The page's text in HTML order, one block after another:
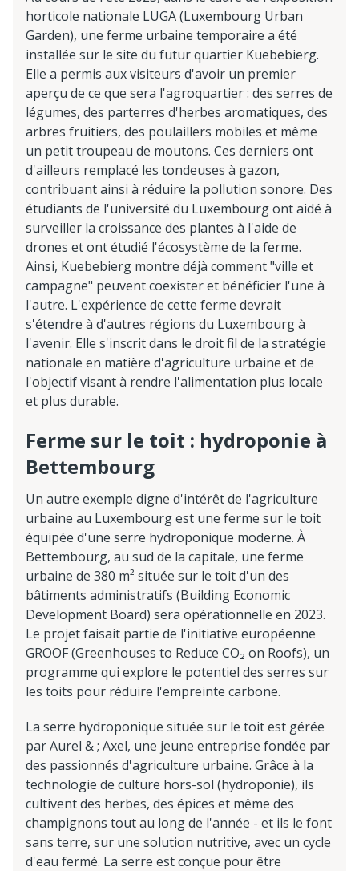
horticole nationale LUGA (Luxembourg Urban
Garden), une ferme urbaine temporaire a été
installée sur le site du futur quartier Kuebebierg.
Elle a permis aux visiteurs d'avoir un premier
aperçu de ce que sera l'agroquartier : des serres de
légumes, des parterres d'herbes aromatiques, des
arbres fruitiers, des poulaillers mobiles et même
un petit troupeau de moutons. Ces derniers ont
d'ailleurs remplacé les tondeuses à gazon,
contribuant ainsi à réduire la pollution sonore. Des
étudiants de l'université du Luxembourg ont aidé à
surveiller la croissance des plantes à l'aide de
drones et ont étudié l'écosystème de la ferme.
Ainsi, Kuebebierg montre déjà comment "ville et
campagne" peuvent coexister et bénéficier l'une à
l'autre. L'expérience de cette ferme devrait
s'étendre à d'autres régions du Luxembourg à
l'avenir. Elle s'inscrit dans le droit fil de la stratégie
nationale en matière d'agriculture urbaine et de
l'objectif visant à rendre l'alimentation plus locale
et plus durable.
Ferme sur le toit : hydroponie à
Bettembourg
Un autre exemple digne d'intérêt de l'agriculture
urbaine au Luxembourg est une ferme sur le toit
équipée d'une serre hydroponique moderne. À
Bettembourg, au sud de la capitale, une ferme
urbaine de 380 m² située sur le toit d'un des
bâtiments administratifs (Building Economic
Development Board) sera opérationnelle en 2023.
Le projet faisait partie de l'initiative européenne
GROOF (Greenhouses to Reduce CO₂ on Roofs), un
programme qui explore le potentiel des serres sur
les toits pour réduire l'empreinte carbone.
La serre hydroponique située sur le toit est gérée
par Aurel & ; Axel, une jeune entreprise fondée par
des passionnés d'agriculture urbaine. Grâce à la
technologie de culture hors-sol (hydroponie), ils
cultivent des herbes, des épices et même des
champignons tout au long de l'année - et ils le font
sans terre, sur une solution nutritive, avec un cycle
d'eau fermé. La serre est conçue pour être